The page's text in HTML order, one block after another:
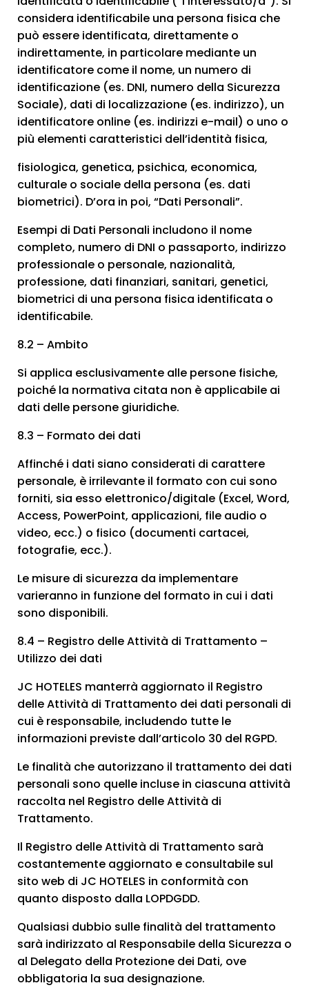
considera identificabile una persona fisica che
può essere identificata, direttamente o
indirettamente, in particolare mediante un
identificatore come il nome, un numero di
identificazione (es. DNI, numero della Sicurezza
Sociale), dati di localizzazione (es. indirizzo), un
identificatore online (es. indirizzi e-mail) o uno o
più elementi caratteristici dell’identità fisica,
fisiologica, genetica, psichica, economica,
culturale o sociale della persona (es. dati
biometrici). D’ora in poi, “Dati Personali”.
Esempi di Dati Personali includono il nome
completo, numero di DNI o passaporto, indirizzo
professionale o personale, nazionalità,
professione, dati finanziari, sanitari, genetici,
biometrici di una persona fisica identificata o
identificabile.
8.2 – Ambito
Si applica esclusivamente alle persone fisiche,
poiché la normativa citata non è applicabile ai
dati delle persone giuridiche.
8.3 – Formato dei dati
Affinché i dati siano considerati di carattere
personale, è irrilevante il formato con cui sono
forniti, sia esso elettronico/digitale (Excel, Word,
Access, PowerPoint, applicazioni, file audio o
video, ecc.) o fisico (documenti cartacei,
fotografie, ecc.).
Le misure di sicurezza da implementare
varieranno in funzione del formato in cui i dati
sono disponibili.
8.4 – Registro delle Attività di Trattamento –
Utilizzo dei dati
JC HOTELES manterrà aggiornato il Registro
delle Attività di Trattamento dei dati personali di
cui è responsabile, includendo tutte le
informazioni previste dall’articolo 30 del RGPD.
Le finalità che autorizzano il trattamento dei dati
personali sono quelle incluse in ciascuna attività
raccolta nel Registro delle Attività di
Trattamento.
Il Registro delle Attività di Trattamento sarà
costantemente aggiornato e consultabile sul
sito web di JC HOTELES in conformità con
quanto disposto dalla LOPDGDD.
Qualsiasi dubbio sulle finalità del trattamento
sarà indirizzato al Responsabile della Sicurezza o
al Delegato della Protezione dei Dati, ove
obbligatoria la sua designazione.